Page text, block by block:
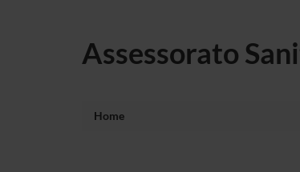
Assessorato
Home